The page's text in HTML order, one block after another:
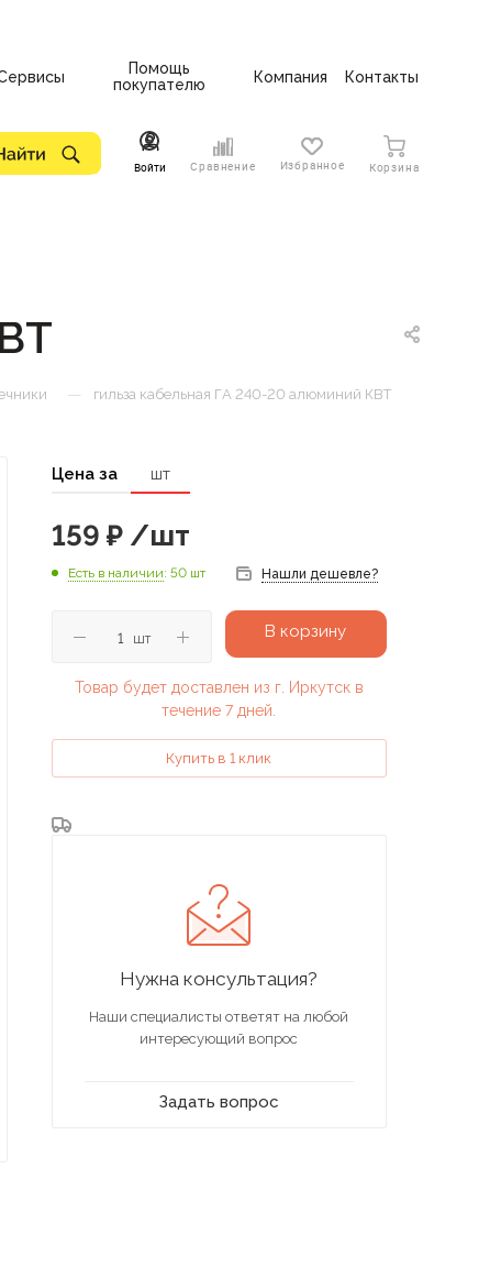
Помощь
покупателю
Компания Контакты
Войти Сравнение Избранное Корзина
— гильза кабельная ГА 240-20 алюминий КВТ
Цена за шт
159 ₽/шт
Есть в наличии: 50 шт Нашли дешевле?
шт В корзину
Товар будет доставлен из г. Иркутск в
течение 7 дней.
Купить в 1 клик
Нужна консультация?
Наши специалисты ответят на любой
интересующий вопрос
Задать вопрос